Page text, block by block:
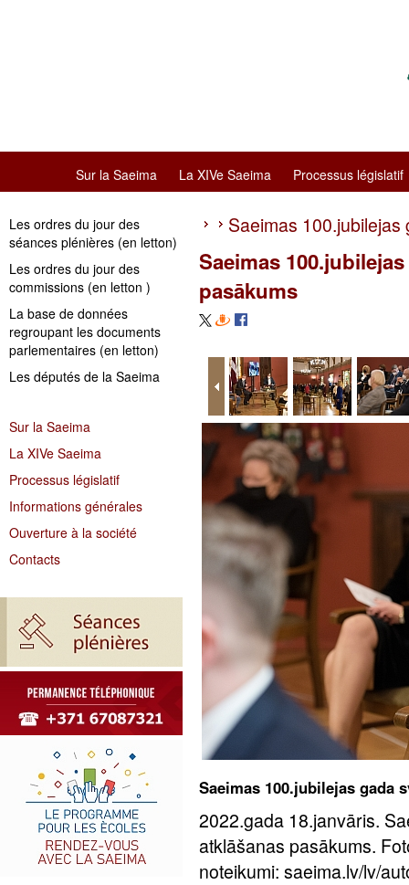
Sur la Saeima La XIVe Saeima Processus législatif
Les ordres du jour des
séances plénières (en letton)
Les ordres du jour des
commissions (en letton )
La base de données
regroupant les documents
parlementaires (en letton)
Les députés de la Saeima
Sur la Saeima
La XIVe Saeima
Processus législatif
Informations générales
Ouverture à la société
Contacts
Saeimas
Saeimas
pasākums
Saeimas 100.jubilejas gada
2022.gada 18.janvāris.
atklāšanas pasākums.
noteikumi: saeima.lv/lv/